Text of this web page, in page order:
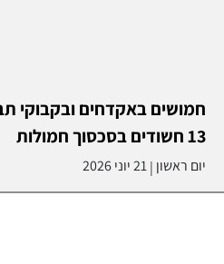
חמושים באקדחים ובקבוקי
13 חשודים בסכסוך חמולות
יום ראשון |21 יוני 2026